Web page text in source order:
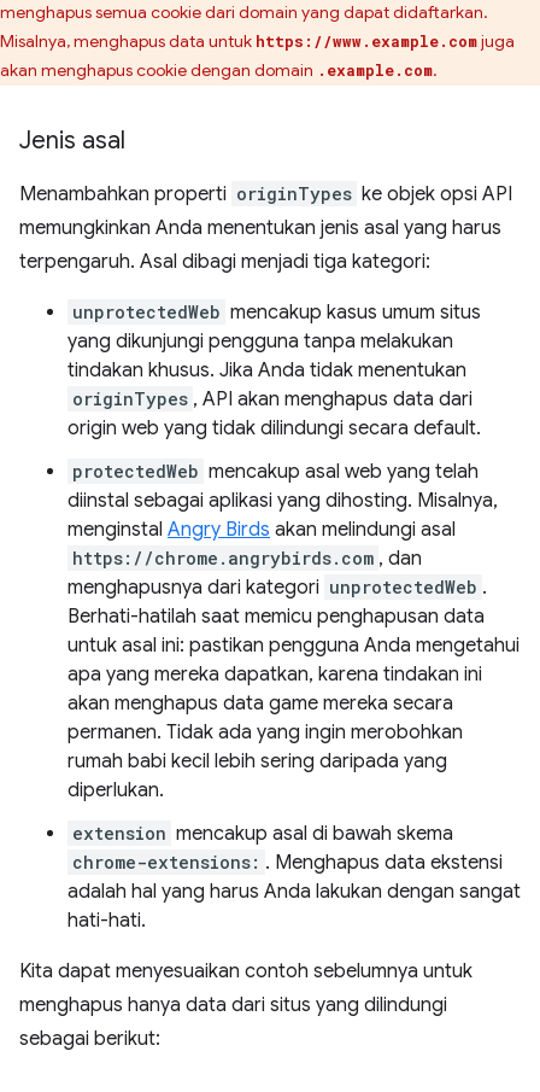
menghapus semua cookie dari domain yang dapat didaftarkan.
Misalnya, menghapus data untuk https://www.example.comjuga
akan menghapus cookie dengan domain .example.com.
Jenis asal
Menambahkan properti originTypes ke objek opsi API
memungkinkan Anda menentukan jenis asal yang harus
terpengaruh. Asal dibagi menjadi tiga kategori:
unprotectedWeb mencakup kasus umum situs
yang dikunjungi pengguna tanpa melakukan
tindakan khusus. Jika Anda tidak menentukan
originTypes , API akan menghapus data dari
origin web yang tidak dilindungi secara default.
protectedWeb mencakup asal web yang telah
diinstal sebagai aplikasi yang dihosting. Misalnya,
menginstal Angry Birds akan melindungi asal
https://chrome.angrybirds.com , dan
menghapusnya dari kategori unprotectedWeb .
Berhati-hatilah saat memicu penghapusan data
untuk asal ini: pastikan pengguna Anda mengetahui
apa yang mereka dapatkan, karena tindakan ini
akan menghapus data game mereka secara
permanen. Tidak ada yang ingin merobohkan
rumah babi kecil lebih sering daripada yang
diperlukan.
extension mencakup asal di bawah skema
chrome-extensions: . Menghapus data ekstensi
adalah hal yang harus Anda lakukan dengan sangat
hati-hati.
Kita dapat menyesuaikan contoh sebelumnya untuk
menghapus hanya data dari situs yang dilindungi
sebagai berikut: